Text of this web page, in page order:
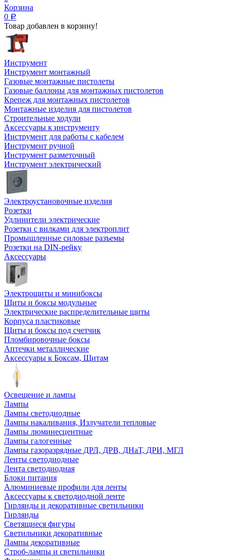
Корзина
0 Р
Товар добавлен в корзину!
Инструмент
Инструмент монтажный
Газовые монтажные пистолеты
Газовые баллоны для монтажных пистолетов
Крепеж для монтажных пистолетов
Монтажные изделия для пистолетов
Строительные ходули
Аксессуары к инструменту
Инструмент для работы с кабелем
Инструмент ручной
Инструмент разметочный
Инструмент электрический
Электроустановочные изделия
Розетки
Удлинители электрические
Розетки с вилками для электроплит
Промышленные силовые разъемы
Розетки на DIN-рейку
Аксессуары
Электрощиты и минибоксы
Щиты и боксы модульные
Электрические распределительные щиты
Корпуса пластиковые
Щиты и боксы под счетчик
Пломбировочные боксы
Аптечки металлические
Аксессуары к Боксам, Щитам
Освещение и лампы
Лампы
Лампы светодиодные
Лампы накаливания, Излучатели тепловые
Лампы люминесцентные
Лампы галогенные
Лампы газоразрядные ДРЛ, ДРВ, ДНаТ, ДРИ, МГЛ
Ленты светодиодные
Лента светодиодная
Блоки питания
Алюминиевые профили для ленты
Аксессуары к светодиодной ленте
Гирлянды и декоративные светильники
Гирлянды
Светящиеся фигуры
Светильники декоративные
Лампы декоративные
Строб-лампы и светильники